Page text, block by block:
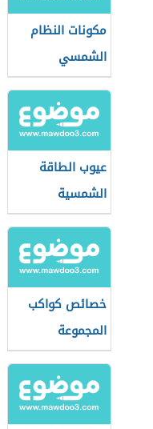
مكونات النظام
الشمسي
عيوب الطاقة
الشمسية
خصائص كواكب
المجموعة
الشمسية